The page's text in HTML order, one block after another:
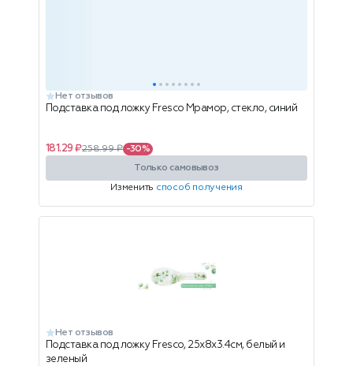
Нет отзывов
Подставка под ложку Fresco Мрамор, стекло, синий
181.29 ₽258.99 ₽ -30%
Только самовывоз
Изменить способ получения
Нет отзывов
Подставка под ложку Fresco, 25х8x3.4см, белый и
зеленый